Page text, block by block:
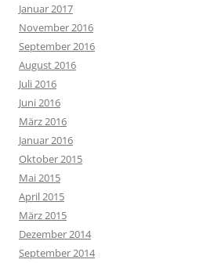
Januar 2017
November 2016
September 2016
August 2016
Juli 2016
Juni 2016
März 2016
Januar 2016
Oktober 2015
Mai 2015
April 2015
März 2015
Dezember 2014
September 2014